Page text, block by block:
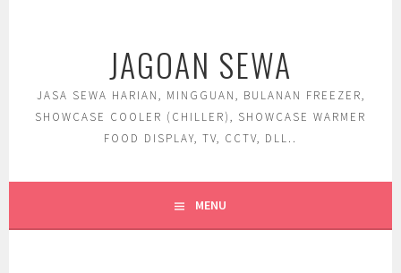
JAGOAN SEWA
JASA SEWA HARIAN, MINGGUAN, BULANAN FREEZER,
SHOWCASE COOLER (CHILLER), SHOWCASE WARMER
FOOD DISPLAY, TV, CCTV, DLL..
MENU